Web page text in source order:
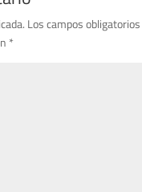
Los campos obligatorios
*